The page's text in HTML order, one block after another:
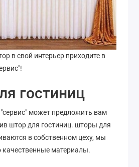
в свой интерьер приходите в
гостиниц
может предложить вам
штор для гостиниц. шторы для
в собственном цеху, мы
качественные материалы.